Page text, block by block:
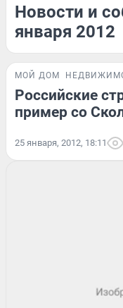
Новости и
января 2012
МОЙ ДОМ
Российские
пример со
25 января, 2012, 18:11